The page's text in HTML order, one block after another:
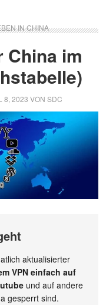
IN CHINA
China im
8, 2023 VONSDC
aktualisierter
VPN einfach auf
und auf andere
gesperrt sind.